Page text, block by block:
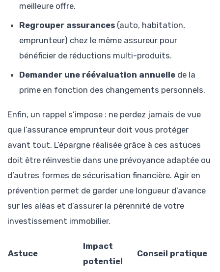
meilleure offre.
Regrouper assurances (auto, habitation,
emprunteur) chez le même assureur pour
bénéficier de réductions multi-produits.
Demander une réévaluation annuelle de la
prime en fonction des changements personnels.
Enfin, un rappel s’impose : ne perdez jamais de vue
que l’assurance emprunteur doit vous protéger
avant tout. L’épargne réalisée grâce à ces astuces
doit être réinvestie dans une prévoyance adaptée ou
d’autres formes de sécurisation financière. Agir en
prévention permet de garder une longueur d’avance
sur les aléas et d’assurer la pérennité de votre
investissement immobilier.
Astuce
Impact
potentiel
Conseil pratique